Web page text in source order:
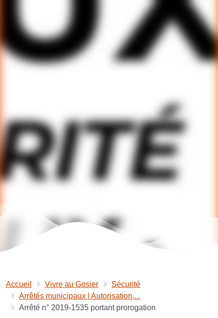
Accueil Vivre au Gosier
Sécurité
Arrêtés municipaux | Autorisation,...
Arrêté n° 2019-1535 portant prorogation